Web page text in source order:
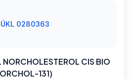
0280363
NORCHOLESTEROL CIS BIO
131)